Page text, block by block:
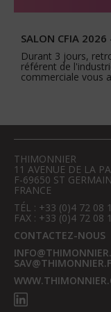
SALON CFIA
Durant 3 jours,
référent de
commerciale vous
THIMONNIER
11 AVENUE DE LA
F-69650 ST
FRANCE
TÉL : +33 (0)4 72 08
FAX : +33 (0)4 72 08
CONTACTEZ-NOUS